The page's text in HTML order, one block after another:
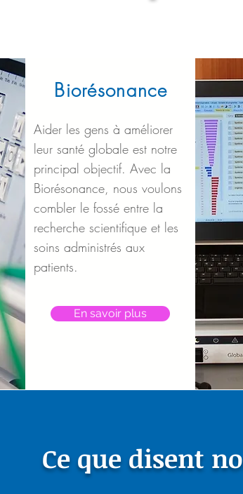
Biorésonance
Aider les gens à améliorer
leur santé globale est notre
principal objectif. Avec la
Biorésonance, nous voulons
combler le fossé entre la
recherche scientifique et les
soins administrés aux
patients.
En savoir plus
Ce que disent